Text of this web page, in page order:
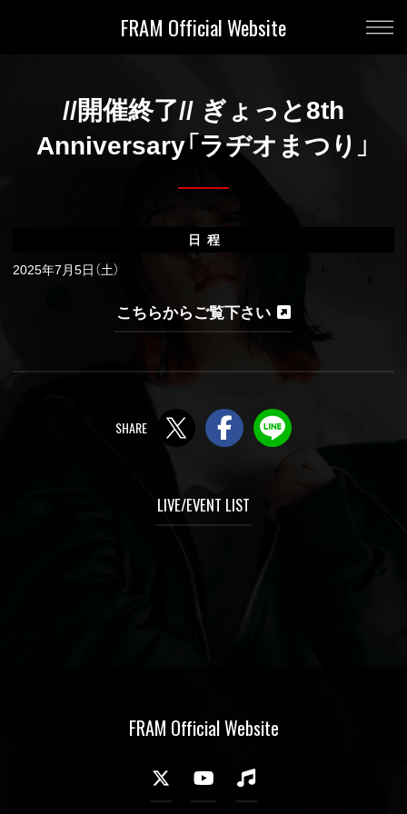
FRAM Official Website
//開催終了// ぎょっと8th
Anniversary「ラヂオまつり」
日程
2025年7月5日（土）
こちらからご覧下さい
Twitter Facebook
LIVE/EVENT LIST
FRAM Official Website